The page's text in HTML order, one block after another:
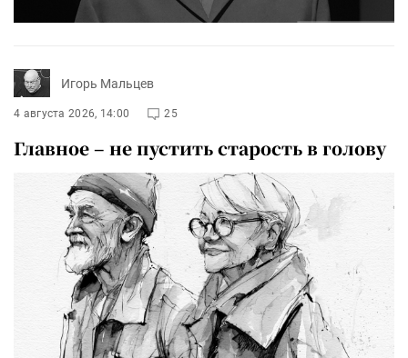
Игорь Мальцев
4 августа 2026, 14:00 25
Главное – не пустить старость в голову